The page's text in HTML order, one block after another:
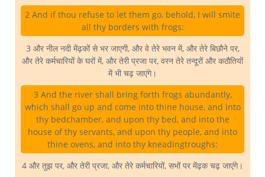
2 And if thou refuse to let them go, behold, I will smite
all thy borders with frogs:
3 और नील नदी मेंढ़कों से भर जाएगी, और वे तेरे भवन में, और तेरे बिछौने पर,
और तेरे कर्मचारियों के घरों में, और तेरी प्रजा पर, वरन तेरे तन्दूरों और कठौतियों
में भी चढ़ जाएंगे।
3 And the river shall bring forth frogs abundantly,
which shall go up and come into thine house, and into
thy bedchamber, and upon thy bed, and into the
house of thy servants, and upon thy people, and into
thine ovens, and into thy kneadingtroughs:
4 और तुझ पर, और तेरी प्रजा, और तेरे कर्मचारियों, सभों पर मेंढ़क चढ़ जाएंगे।